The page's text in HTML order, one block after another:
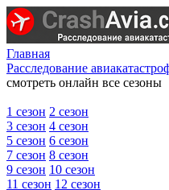
Главная
Расследование
смотреть онлайн все сезоны
1 сезон 2 сезон
3 сезон 4 сезон
5 сезон 6 сезон
7 сезон 8 сезон
9 сезон 10 сезон
11 сезон 12 сезон